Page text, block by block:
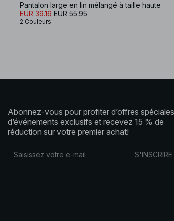
Pantalon large en lin mélangé à taille haute
EUR 39.16 EUR 55.95
2 Couleurs
Abonnez-vous pour profiter d’offres spéciales,
d’événements exclusifs et recevez 15 % de
réduction sur votre premier achat!
S'INSCRIRE